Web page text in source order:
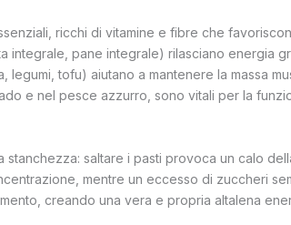
ricchi di vitamine e fibre che
integrale, pane integrale) rilasciano energia
tofu) aiutano a mantenere la massa
e nel pesce azzurro, sono vitali per la
stanchezza: saltare i pasti provoca un calo
mentre un eccesso di zuccheri
creando una vera e propria altalena